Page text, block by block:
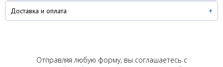
Доставка и оплата
Отправляя любую форму, вы соглашаетесь с